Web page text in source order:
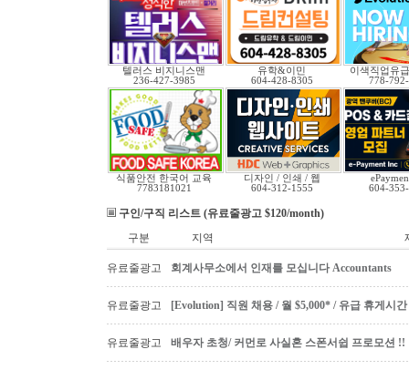
텔러스 비지니스맨
236-427-3985
유학&이민
604-428-8305
이색직업유
778-
식품안전 한국어 교육
7783181021
디자인 / 인쇄 / 웹
604-312-1555
604-
구인/구직 리스트 (유료줄광고 $120/month)
구분
지역
유료줄광고 회계사무소에서 인재를 모십니다 Accountants
유료줄광고 [Evolution] 직원 채용 / 월 $5,000* / 유급 휴게시
유료줄광고 배우자 초청/ 커먼로 사실혼 스폰서쉽 프로모션 !!